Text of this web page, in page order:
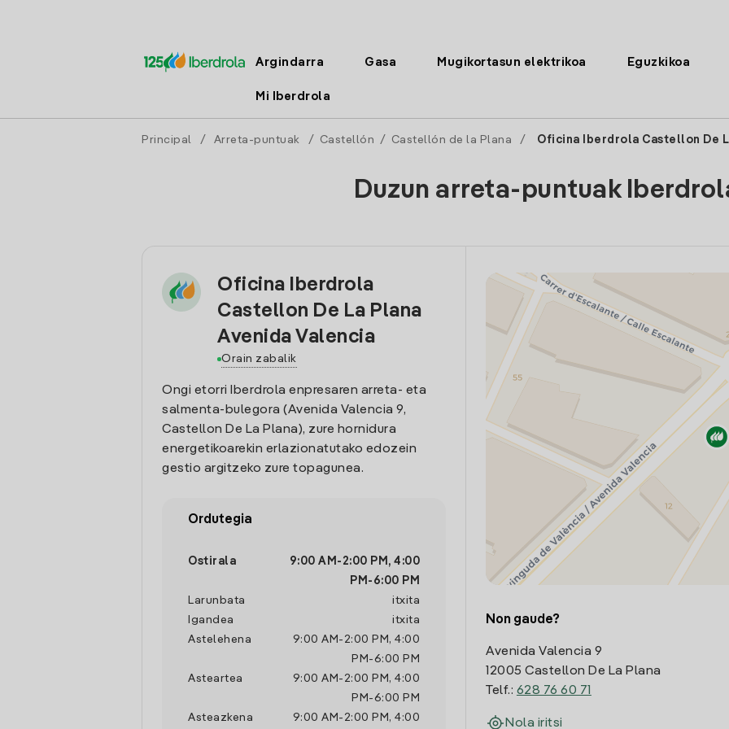
Argindarra Gasa Mugikortasun elektrikoa Eguzkikoa
Mi Iberdrola
Principal / Arreta-puntuak / Castellón / Castellón de la Plana / Oficina Iberdrola Castellon De
Duzun arreta-puntuak
Oficina Iberdrola
Castellon De La Plana
Avenida Valencia
Orain zabalik
Ongi etorri Iberdrola enpresaren arreta- eta
salmenta-bulegora (Avenida Valencia 9,
Castellon De La Plana), zure hornidura
energetikoarekin erlazionatutako edozein
gestio argitzeko zure topagunea.
Ordutegia
Ostirala 9:00 AM - 2:00 PM , 4:00
PM - 6:00 PM
Larunbata
itxita
Igandea
itxita
Astelehena
9:00 AM - 2:00 PM , 4:00
PM -6:00 PM
Asteartea
9:00 AM - 2:00 PM , 4:00
PM -6:00 PM
Asteazkena
9:00 AM - 2:00 PM , 4:00
Non gaude?
Avenida Valencia 9
12005 Castellon De La Plana
Telf.: 628 76 60 71
Nola iritsi